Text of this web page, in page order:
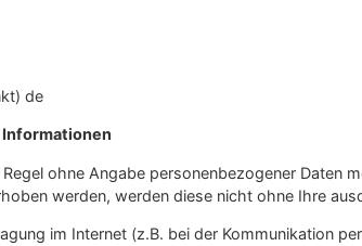
de
Informationen
ohne Angabe personenbezogener Daten
werden, werden diese nicht ohne Ihre
im Internet (z.B. bei der Kommunikation